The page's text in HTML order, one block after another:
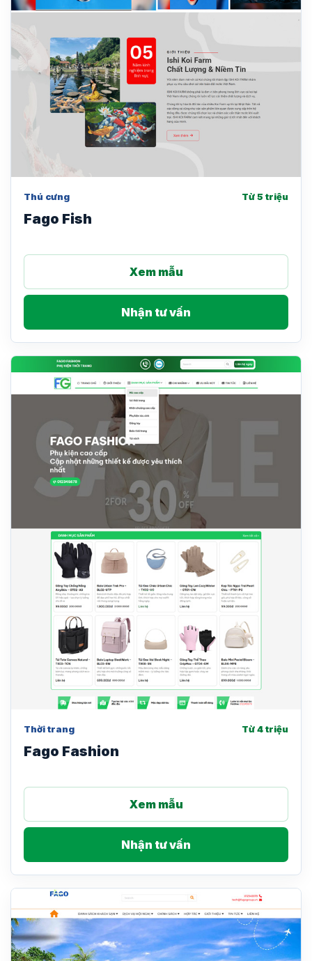
Thú cưng Từ 5 triệu
Fago Fish
Xem mẫu
Nhận tư vấn
Thời trang Từ 4 triệu
Fago Fashion
Xem mẫu
Nhận tư vấn